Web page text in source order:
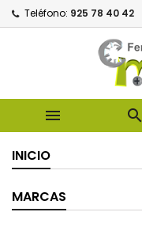
Teléfono: 925 78 40 42
 
INICIO
MARCAS